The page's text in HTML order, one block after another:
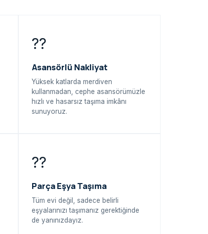
??
Asansörlü Nakliyat
Yüksek katlarda merdiven
kullanmadan, cephe asansörümüzle
hızlı ve hasarsız taşıma imkânı
sunuyoruz.
??
Parça Eşya Taşıma
Tüm evi değil, sadece belirli
eşyalarınızı taşımanız gerektiğinde
de yanınızdayız.